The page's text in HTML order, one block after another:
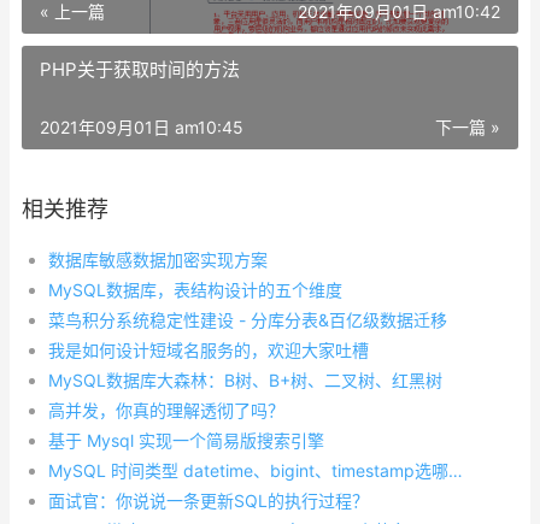
« 上一篇 2021年09月01日 am10:42
PHP关于获取时间的方法
下一篇 »
2021年09月01日 am10:45
相关推荐
数据库敏感数据加密实现方案
MySQL数据库，表结构设计的五个维度
菜鸟积分系统稳定性建设 - 分库分表&百亿级数据迁移
我是如何设计短域名服务的，欢迎大家吐槽
MySQL数据库大森林：B树、B+树、二叉树、红黑树
高并发，你真的理解透彻了吗？
基于 Mysql 实现一个简易版搜索引擎
MySQL 时间类型 datetime、bigint、timestamp选哪个？很多人答错了
面试官：你说说一条更新SQL的执行过程？